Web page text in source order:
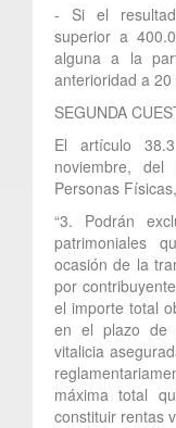
- Si el
superior a
alguna a la
anterioridad a
SEGUNDA
El artículo
noviembre,
Personas
“3. Podrán
patrimoniales
ocasión de la
por
el importe total
en el plazo de
vitalicia
máxima total
constituir rentas